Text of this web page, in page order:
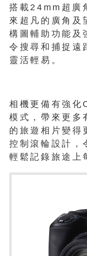
搭載24mm超廣
來超凡的廣角及
構圖輔助功能及
令搜尋和捕捉遠
靈活輕易。
相機更備有強
模式，帶來更多
的旅遊相片變得
控制滾輪設計，
輕鬆記錄旅途上